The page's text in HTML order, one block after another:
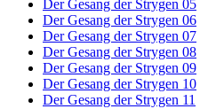
Der Gesang der Strygen 05
Der Gesang der Strygen 06
Der Gesang der Strygen 07
Der Gesang der Strygen 08
Der Gesang der Strygen 09
Der Gesang der Strygen 10
Der Gesang der Strygen 11